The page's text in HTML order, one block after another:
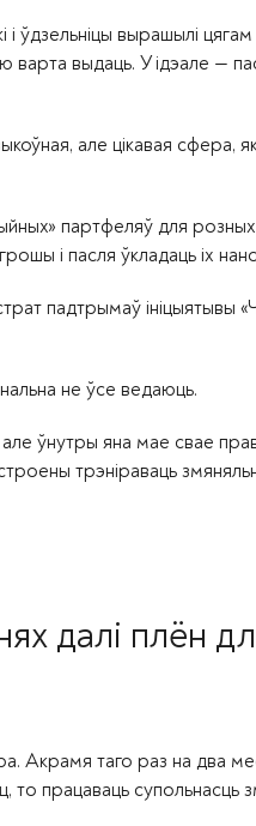
ўдзельніцы вырашылі цягам
варта выдаць. У ідэале —
але цікавая сфера,
партфеляў для
і пасля ўкладаць іх
падтрымаў ініцыятывы
не ўсе ведаюць.
ўнутры яна мае свае
трэніраваць
далі плён
Акрамя таго раз на два
то працаваць супольнасць